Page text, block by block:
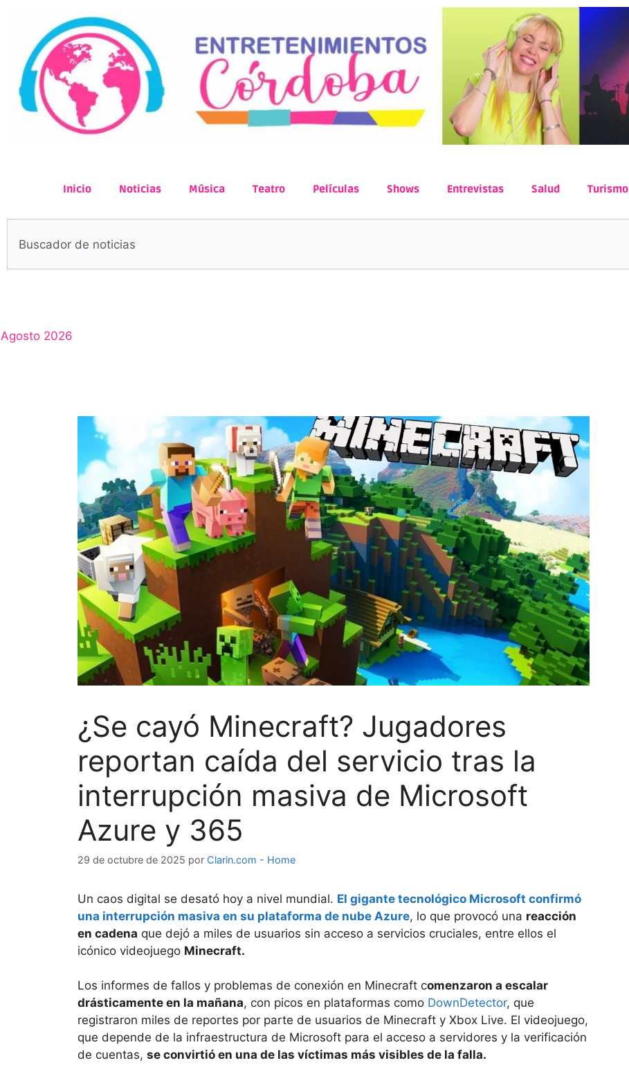
Inicio Noticias Música Teatro Películas Shows Entrevistas Salud Turismo
Agosto 2026
¿Se cayó Minecraft? Jugadores
reportan caída del servicio tras la
interrupción masiva de Microsoft
Azure y 365
29 de octubre de 2025 por Clarin.com - Home
Un caos digital se desató hoy a nivel mundial. El gigante tecnológico Microsoft confirmó
una interrupción masiva en su plataforma de nube Azure, lo que provocó una reacción
en cadena que dejó a miles de usuarios sin acceso a servicios cruciales, entre ellos el
icónico videojuego Minecraft.
Los informes de fallos y problemas de conexión en Minecraft comenzaron a escalar
drásticamente en la mañana, con picos en plataformas como DownDetector, que
registraron miles de reportes por parte de usuarios de Minecraft y Xbox Live. El videojuego,
que depende de la infraestructura de Microsoft para el acceso a servidores y la verificación
de cuentas, se convirtió en una de las víctimas más visibles de la falla.